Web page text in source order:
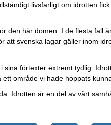
livsfarligt om idrotten
den här domen. I de flesta fall
att svenska lagar gäller inom
sina förtexter extremt tydlig.
område vi hade hoppats
Idrotten är en del av vårt